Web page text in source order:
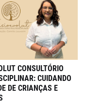
CONSULTÓRIO
CUIDANDO
DE CRIANÇAS E